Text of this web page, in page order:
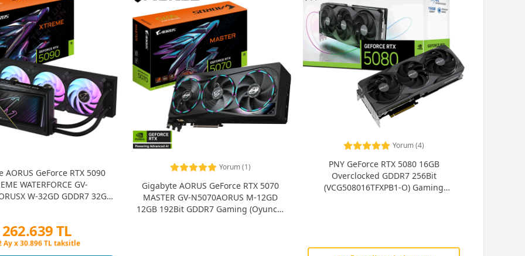
AORUS GeForce RTX 5090
WATERFORCE GV-
W-32GD GDDR7 32G
262.639 TL
Fiyatına 3 Taksit
Yorum (1)
Gigabyte AORUS GeForce RTX 5070
MASTER GV-N5070AORUS M-12GD
12GB 192Bit GDDR7 Gaming (Oyuncu)
Yorum (4)
PNY GeForce RTX 5080 16GB
Overclocked GDDR7 256Bit
(VCG508016TFXPB1-O) Gaming